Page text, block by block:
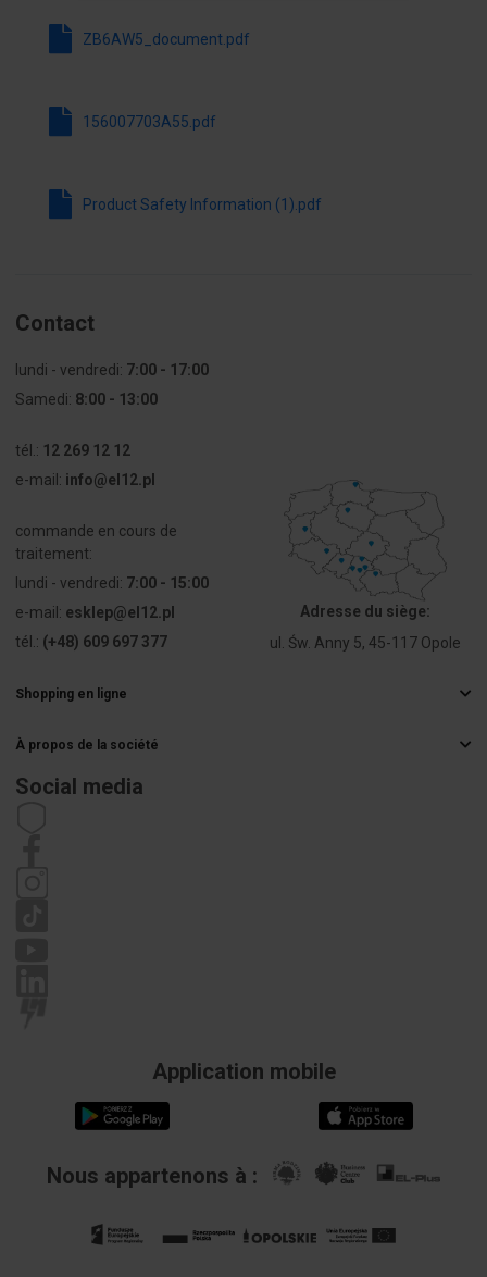
Oui
pierścienia
Kolor
czołowego
Szary
części
czołowej
IP65
Stopień
części
(NEMA)
Inne
ZB6AW5_document.pdf
156007703A55.pdf
Product Safety Information (1).pdf
Contact
lundi - vendredi: 7:00 - 17:00
Samedi: 8:00 - 13:00
tél.: 12 269 12 12
e-mail: info@el12.pl
commande en cours de
traitement:
lundi - vendredi: 7:00 - 15:00
e-mail: esklep@el12.pl
tél.: (+48) 609 697 377
Adresse du siège:
ul. Św. Anny 5, 45-117 Opole
Shopping en ligne
Méthodes de livraison
Paiements
À propos de la société
Carrière
Social media
Application mobile
Nous appartenons à :